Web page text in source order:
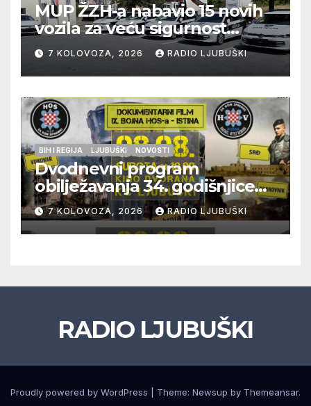
MUP ŽZH-a nabavio 15 novih
vozila za veću sigurnost
građana i učinkovitiji rad
policije
7 KOLOVOZA, 2026 RADIO LJUBUŠKI
BIH I REGIJA LJUBUŠKI NOVOSTI
Dvodnevni program
obilježavanja 34. godišnjice
pogibije generala Blaža
Kraljevića i osmorice
pripadnika HOS-a
7 KOLOVOZA, 2026 RADIO LJUBUŠKI
RADIO LJUBUŠKI
Proudly powered by WordPress Theme: Newsup by Themeansar.